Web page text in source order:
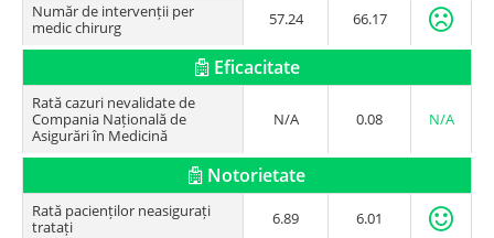
Număr de intervenții per
medic chirurg
57.24 66.17
Eficacitate
Rată cazuri nevalidate de
Compania Națională de
Asigurări în Medicină
N/A 0.08 N/A
Notorietate
Rată pacienților neasigurați
tratați
6.89 6.01